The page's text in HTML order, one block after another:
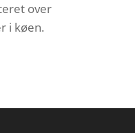
over
i køen.